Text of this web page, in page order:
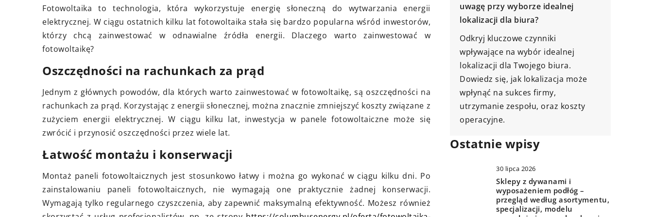
Fotowoltaika to technologia, która wykorzystuje energię słoneczną do wytwarzania energii
elektrycznej. W ciągu ostatnich kilku lat fotowoltaika stała się bardzo popularna wśród inwestorów,
którzy chcą zainwestować w odnawialne źródła energii. Dlaczego warto zainwestować w
fotowoltaikę?
Oszczędności na rachunkach za prąd
Jednym z głównych powodów, dla których warto zainwestować w fotowoltaikę, są oszczędności na
rachunkach za prąd. Korzystając z energii słonecznej, można znacznie zmniejszyć koszty związane z
zużyciem energii elektrycznej. W ciągu kilku lat, inwestycja w panele fotowoltaiczne może się
zwrócić i przynosić oszczędności przez wiele lat.
Łatwość montażu i konserwacji
Montaż paneli fotowoltaicznych jest stosunkowo łatwy i można go wykonać w ciągu kilku dni. Po
zainstalowaniu paneli fotowoltaicznych, nie wymagają one praktycznie żadnej konserwacji.
Wymagają tylko regularnego czyszczenia, aby zapewnić maksymalną efektywność. Możesz również
się, jaką lampę
wybrać do swojego domu?
pomoże Ci podjąć
aby Twoje wnętrze było
ogrodu
Odkryj sekrety wyboru i pielęgnacji
idealnym stanie na długie lata.
uwagę przy wyborze idealnej
lokalizacji dla biura?
Odkryj kluczowe czynniki
wpłynąć na sukces firmy,
utrzymanie zespołu, oraz koszty
operacyjne.
Zastanawiasz się, jaką lampę
Ten artykuł pomoże Ci podjąć
decyzję i doradzi, na co zwracać
uwagę, aby Twoje wnętrze było
stylowe i funkcjonalne.
Ostatnie wpisy
30 lipca 2026
Sklepy z dywanami i
wyposażeniem podłóg –
przegląd według asortymentu,
specjalizacji, modelu